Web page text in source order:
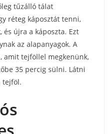
tűzálló tálat
réteg káposztát tenni,
és újra a káposzta. Ezt
az alapanyagok. A
amit tejföllel megkenünk,
35 percig sülni. Látni
tejföl.